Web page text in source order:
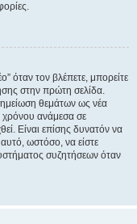
όταν τον βλέπετε, μπορείτε
στην πρώτη σελίδα.
θεμάτων ως νέα
χρόνου ανάμεσα σε
Είναι επίσης δυνατόν να
ωστόσο, να είστε
συζητήσεων όταν